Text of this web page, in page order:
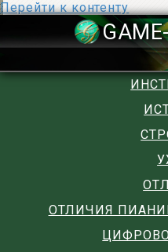
Перейти к контенту
ОТЛИЧИЯ